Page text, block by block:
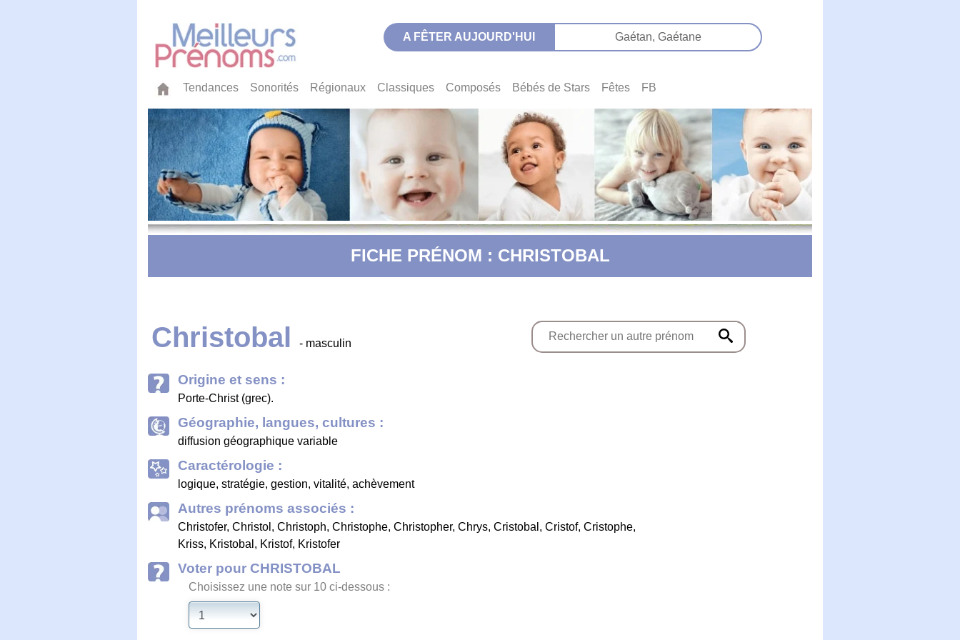
A FÊTER AUJOURD'HUI Gaétan, Gaétane
Tendances Sonorités Régionaux Classiques Composés Bébés de Stars Fêtes FB
FICHE PRÉNOM : CHRISTOBAL
Christobal - masculin
Origine et sens :
Porte-Christ (grec).
Géographie, langues, cultures :
diffusion géographique variable
Caractérologie :
logique, stratégie, gestion, vitalité, achèvement
Autres prénoms associés :
Christofer, Christol , Christoph, Christophe, Christopher, Chrys, Cristobal , Cristof, Cristophe,
Kriss, Kristobal , Kristof, Kristofer
Voter pour CHRISTOBAL
Choisissez une note sur 10 ci-dessous :